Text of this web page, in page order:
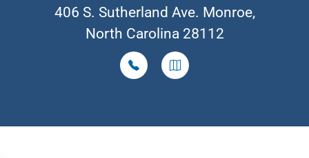
406 S. Sutherland Ave. Monroe,
North Carolina 28112